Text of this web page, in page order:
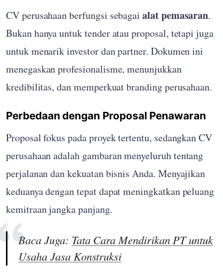
CV perusahaan berfungsi sebagaialat pemasaran.
Bukan hanya untuk tender atau proposal, tetapi juga
untuk menarik investor dan partner. Dokumen ini
menegaskan profesionalisme, menunjukkan
kredibilitas, dan memperkuat branding perusahaan.
Perbedaan dengan Proposal Penawaran
Proposal fokus pada proyek tertentu, sedangkan CV
perusahaan adalah gambaran menyeluruh tentang
perjalanan dan kekuatan bisnis Anda. Menyajikan
keduanya dengan tepat dapat meningkatkan peluang
kemitraan jangka panjang.
Baca Juga: Tata Cara Mendirikan PT untuk
Usaha Jasa Konstruksi